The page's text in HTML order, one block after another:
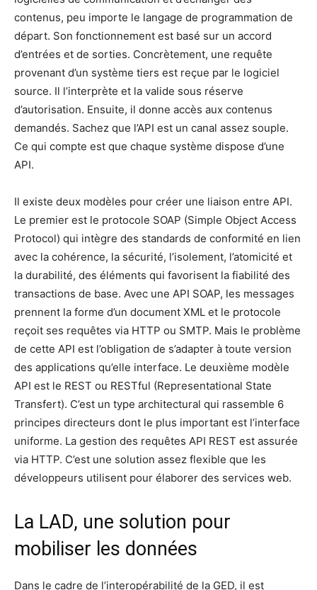
contenus, peu importe le langage de programmation de
départ. Son fonctionnement est basé sur un accord
d’entrées et de sorties. Concrètement, une requête
provenant d’un système tiers est reçue par le logiciel
source. Il l’interprète et la valide sous réserve
d’autorisation. Ensuite, il donne accès aux contenus
demandés. Sachez que l’API est un canal assez souple.
Ce qui compte est que chaque système dispose d’une
API.
Il existe deux modèles pour créer une liaison entre API.
Le premier est le protocole SOAP (Simple Object Access
Protocol) qui intègre des standards de conformité en lien
avec la cohérence, la sécurité, l’isolement, l’atomicité et
la durabilité, des éléments qui favorisent la fiabilité des
transactions de base. Avec une API SOAP, les messages
prennent la forme d’un document XML et le protocole
reçoit ses requêtes via HTTP ou SMTP. Mais le problème
de cette API est l’obligation de s’adapter à toute version
des applications qu’elle interface. Le deuxième modèle
API est le REST ou RESTful (Representational State
Transfert). C’est un type architectural qui rassemble 6
principes directeurs dont le plus important est l’interface
uniforme. La gestion des requêtes API REST est assurée
via HTTP. C’est une solution assez flexible que les
développeurs utilisent pour élaborer des services web.
La LAD, une solution pour
mobiliser les données
Dans le cadre de l’interopérabilité de la GED, il est